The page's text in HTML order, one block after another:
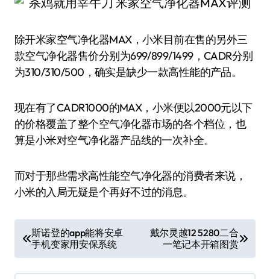
除开米家空气净化器MAX，小米目前在售的另外三
款空气净化器售价分别为699/899/1499，CADR分别
为310/310/500，确实是缺少一款高性能的产品。
现在有了CADR1000的MAX，小米便以2000元以下
的价格覆盖了整个空气净化器市场的各个档位，也
算是小米对空气净化器产品线的一次补全。
而对于那些需求高性能空气净化器的消费者来说，
小米的入局无疑是个再好不过的消息。
章
导
斯诺登的app能将安卓
手机变家用安保系统
戴尔灵越12 5280二合
一笔记本开箱图赏